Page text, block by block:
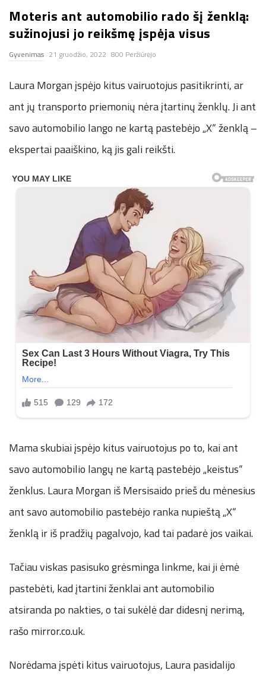
n
.
n
e
t
Moteris ant automobilio rado šį ženklą:
sužinojusi jo reikšmę įspėja visus
Gyvenimas 21 gruodžio, 2022 800 Peržiūrėjo
Laura Morgan įspėjo kitus vairuotojus pasitikrinti, ar
ant jų transporto priemonių nėra įtartinų ženklų. Ji ant
savo automobilio lango ne kartą pastebėjo „X“ ženklą –
ekspertai paaiškino, ką jis gali reikšti.
Mama skubiai įspėjo kitus vairuotojus po to, kai ant
savo automobilio langų ne kartą pastebėjo „keistus“
ženklus. Laura Morgan iš Mersisaido prieš du mėnesius
ant savo automobilio pastebėjo ranka nupieštą „X“
ženklą ir iš pradžių pagalvojo, kad tai padarė jos vaikai.
Tačiau viskas pasisuko grėsminga linkme, kai ji ėmė
pastebėti, kad įtartini ženklai ant automobilio
atsiranda po nakties, o tai sukėlė dar didesnį nerimą,
rašo mirror.co.uk.
Norėdama įspėti kitus vairuotojus, Laura pasidalijo